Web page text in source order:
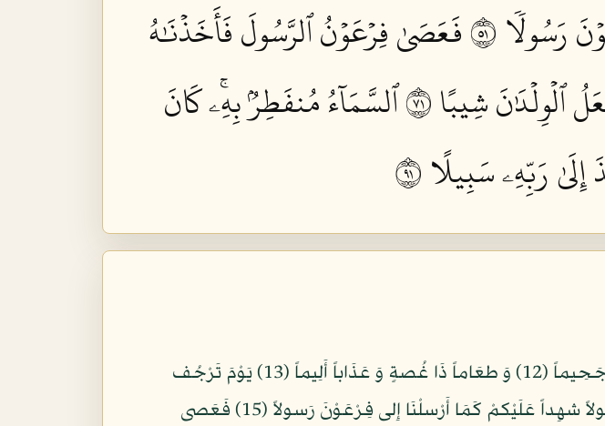
١٥
فَعَصَىٰ فِرۡعَوۡنُ ٱلرَّسُولَ فَأَخَذۡنَٰهُ
شِيبًا ١٧
ٱلسَّمَآءُ مُنفَطِرُۢ بِهِۦۚ كَانَ
رَبِّهِۦ سَبِيلًا ١٩
وَ ذَرْنى وَ المُْكَذِّبِينَ أُولى النّعْمَةِ وَ مَهِّلْهُمْ قَلِيلاً (11) إِنّ لَدَيْنَا أَنكالاً وَ جَحِيماً (12) وَ طعَاماً ذَا غُصةٍ وَ عَذَاباً أَلِيماً (13) يَوْمَ تَرْجُف
الأَرْض وَ الجِْبَالُ وَ كانَتِ الجِْبَالُ كَثِيباً مّهِيلاً (14) إِنّا أَرْسلْنَا إِلَيْكمْ رَسولاً شهِداً عَلَيْكمْ كَمَا أَرْسلْنَا إِلى فِرْعَوْنَ رَسولاً (15) فَعَصى